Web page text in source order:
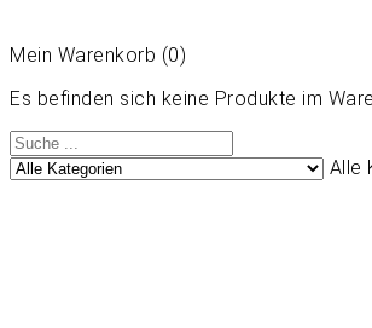
Mein Warenkorb (0)
Es befinden sich keine Produkte im
Alle